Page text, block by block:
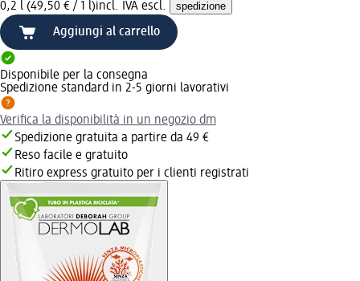
0,2 l (49,50 € / 1 l)incl. IVA escl. spedizione
Aggiungi al carrello
Disponibile per la consegna
Spedizione standard in 2-5 giorni lavorativi
Verifica la disponibilità in un negozio dm
Spedizione gratuita a partire da 49 €
Reso facile e gratuito
Ritiro express gratuito per i clienti registrati